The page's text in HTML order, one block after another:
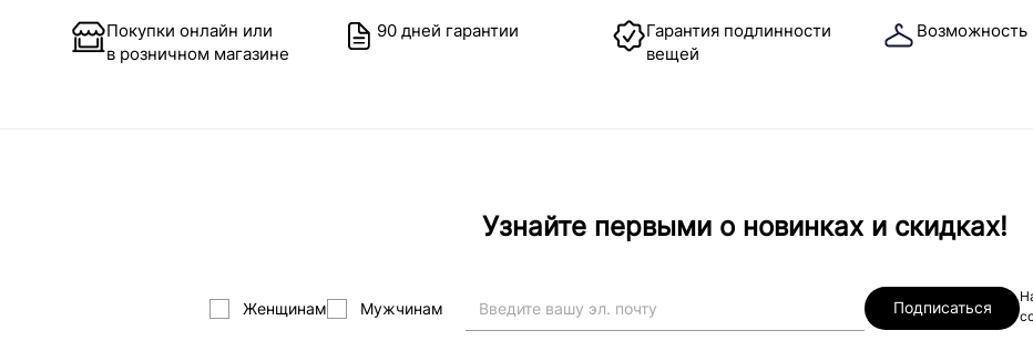
Покупки онлайн или
в розничном магазине
90 дней гарантии
Гарантия подлинности
вещей
Возможность
Узнайте первыми о новинках и скидках!
Женщинам Мужчинам Подписаться